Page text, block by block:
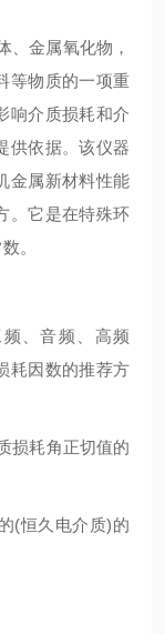
、金属氧化物，
等物质的一项重
响介质损耗和介
供依据。该仪器
金属新材料性能
。它是在特殊环
。
、音频、高频
耗因数的推荐方
损耗角正切值的
(恒久电介质)的